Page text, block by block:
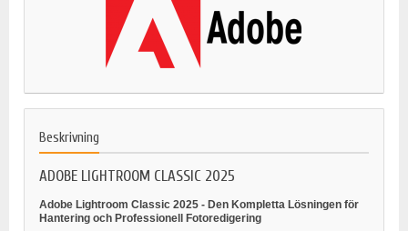
Beskrivning
ADOBE LIGHTROOM CLASSIC 2025
Adobe Lightroom Classic 2025 - Den Kompletta Lösningen för
Hantering och Professionell Fotoredigering